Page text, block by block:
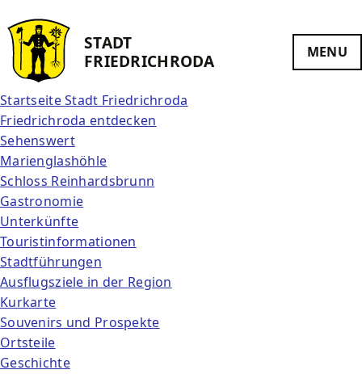
STADT
FRIEDRICH­RODA
MENU
Startseite Stadt Friedrichroda
Friedrichroda entdecken
Sehenswert
Marienglashöhle
Schloss Reinhardsbrunn
Gastronomie
Unterkünfte
Touristinformationen
Stadtführungen
Ausflugsziele in der Region
Kurkarte
Souvenirs und Prospekte
Ortsteile
Geschichte